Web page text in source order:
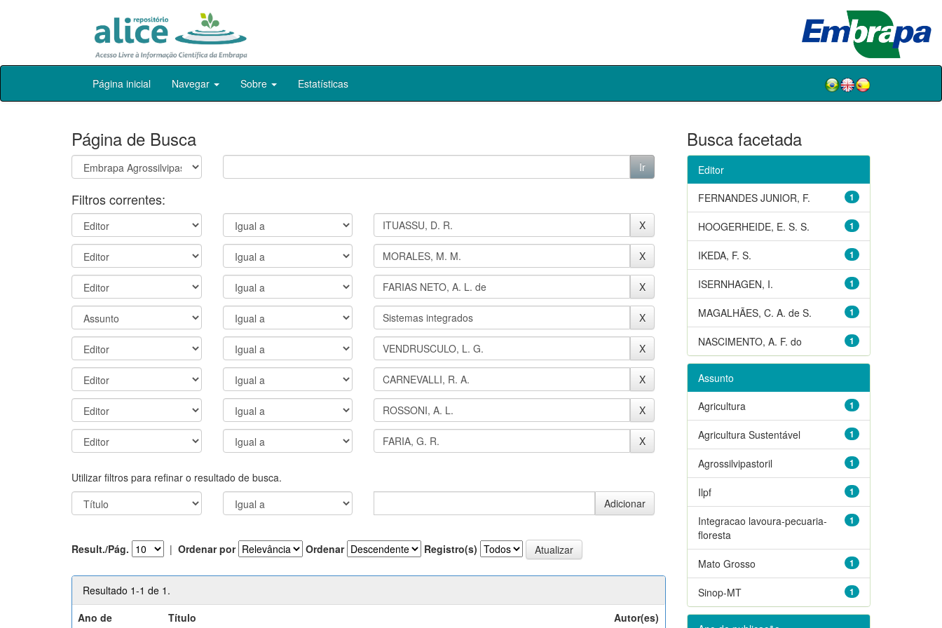
Skip
Página inicial Navegar Sobre Estatísticas
Página de Busca
Filtros correntes:
Utilizar filtros para refinar o resultado de busca.
Result./Pág. | Ordenar por Ordenar Registro(s)
Resultado 1-1 de 1.
Ano de
Título Autor(es)
Busca facetada
Editor
1
FERNANDES JUNIOR, F.
1
HOOGERHEIDE, E. S. S.
1
IKEDA, F. S.
1
ISERNHAGEN, I.
1
MAGALHÃES, C. A. de S.
1
NASCIMENTO, A. F. do
Assunto
1
Agricultura
1
Agricultura Sustentável
1
Agrossilvipastoril
1
Ilpf
1
Integracao lavoura-pecuaria-
floresta
1
Mato Grosso
1
Sinop-MT